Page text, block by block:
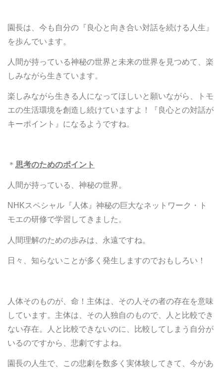
園長は、今も自分の『良心と向き合い対話を続ける人生』
を歩んでいます。
人間が持っている神秘の世界と未来の世界を見つめて、楽
しみながら生きています。
楽しみながら生きる人になってほしいと願いながら、トモ
エの生活環境を創造し続けていますよ！『良心との対話が
キーポイント』になるようですね。
＊ 思考のためのポイント
人間が持っている、神秘の世界。
NHKスペシャル『人体』神秘の巨大なネットワーク・ト
モエの研修で学習してきました。
人間理解のための歩みは、永遠ですね。
日々、知らないことが多く発生しますのでおもしろい！
人体そのものが、命！主体は、その人その者の存在を意味
しています。主体は、その人独自のもので、人と比較でき
ない存在。人と比較できないのに、比較してしまう自分が
いるのですから、悲劇ですよね。
園長の人生で、この悲劇を数多く実体験してきて、今があ